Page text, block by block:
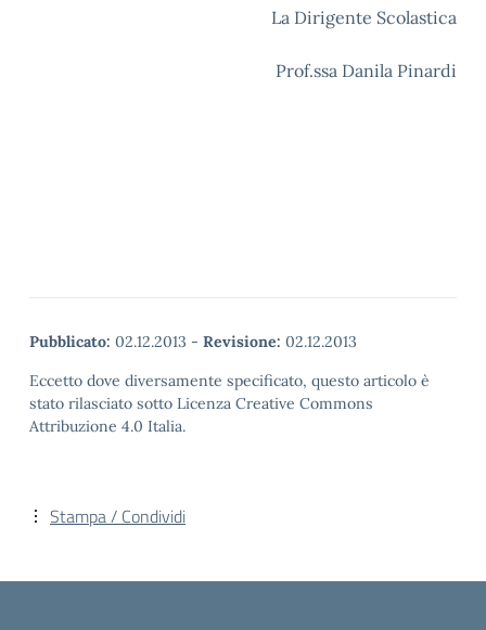
La Dirigente Scolastica
Prof.ssa Danila Pinardi
Pubblicato: 02.12.2013 - Revisione: 02.12.2013
Eccetto dove diversamente specificato, questo articolo è
stato rilasciato sotto Licenza Creative Commons
Attribuzione 4.0 Italia.
Stampa / Condividi